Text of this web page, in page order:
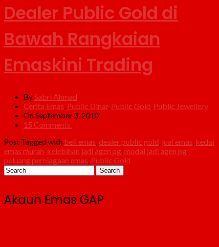
Dealer Public Gold di
Bawah Rangkaian
Emaskini Trading
By Sabri Ahmad
Cerita Emas Public Dinar, Public Gold Public Jewellery
On September 3, 2010
15 Comments.
Post Tagged with beli emas dealer public gold jual emas kedai
emas murah kelebihan jadi agen pg modal jadi agen pg
peluang perniagaan emas Public Gold
Akaun Emas GAP